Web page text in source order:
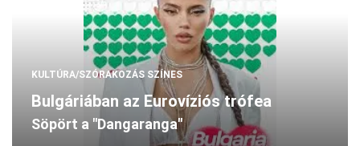
KULTÚRA/SZÓRAKOZÁS SZÍNES
Bulgáriában az Eurovíziós trófea
Söpört a "Dangaranga"